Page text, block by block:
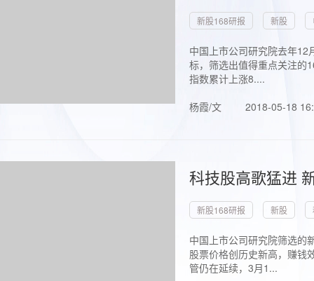
新股168研报 新股
中国上市公司研究院去年
标，筛选出值得重点关注的
指数累计上涨8....
杨霞/文
2018-05-18
科技股高歌猛进
新股168研报 新股
中国上市公司研究院筛选的
股票价格创历史新高，赚钱
管仍在延续，3月1...